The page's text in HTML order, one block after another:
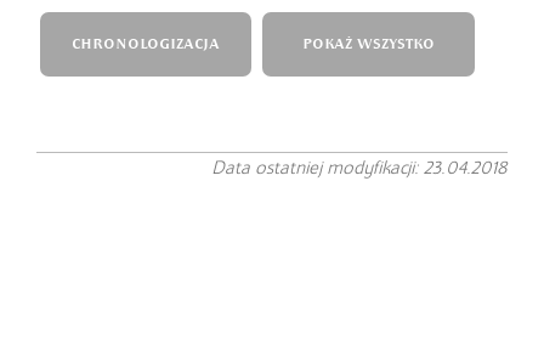
CHRONOLOGIZACJA POKAŻ WSZYSTKO
Data ostatniej modyfikacji: 23.04.2018